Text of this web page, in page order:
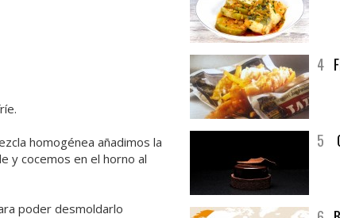
homogénea añadimos la
y cocemos en el horno al
poder desmoldarlo
4
5